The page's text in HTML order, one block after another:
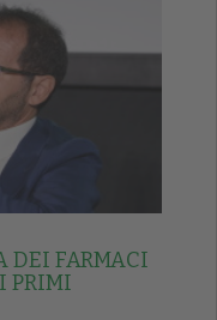
DEI FARMACI
PRIMI